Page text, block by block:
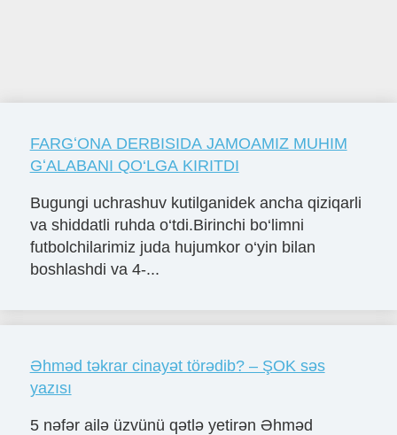
FARGʻONA DERBISIDA JAMOAMIZ MUHIM
GʻALABANI QO‘LGA KIRITDI
Bugungi uchrashuv kutilganidek ancha qiziqarli
va shiddatli ruhda o‘tdi.Birinchi bo‘limni
futbolchilarimiz juda hujumkor o‘yin bilan
boshlashdi va 4-...
Əhməd təkrar cinayət törədib? – ŞOK səs
yazısı
5 nəfər ailə üzvünü qətlə yetirən Əhməd